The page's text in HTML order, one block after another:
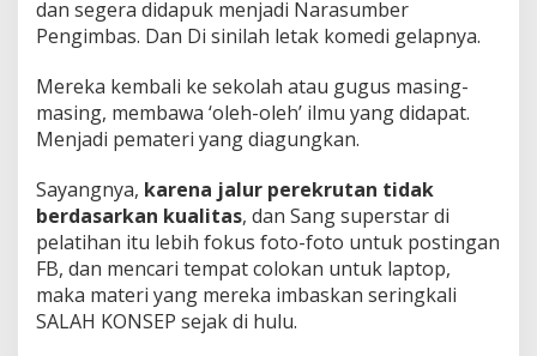
dan segera didapuk menjadi Narasumber
Pengimbas. Dan Di sinilah letak komedi gelapnya.
Mereka kembali ke sekolah atau gugus masing-
masing, membawa ‘oleh-oleh’ ilmu yang didapat.
Menjadi pemateri yang diagungkan.
Sayangnya, karena jalur perekrutan tidak
berdasarkan kualitas, dan Sang superstar di
pelatihan itu lebih fokus foto-foto untuk postingan
FB, dan mencari tempat colokan untuk laptop,
maka materi yang mereka imbaskan seringkali
SALAH KONSEP sejak di hulu.